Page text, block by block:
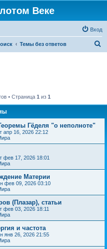
Веке
Вход
Темы без ответов
• Страница 1 из 1
Гёделя "о неполноте"
апр 16, 2026 22:12
фев 17, 2026 18:01
Материи
фев 09, 2026 03:10
(Плазар), статьи
фев 03, 2026 18:11
и частота
янв 26, 2026 21:55